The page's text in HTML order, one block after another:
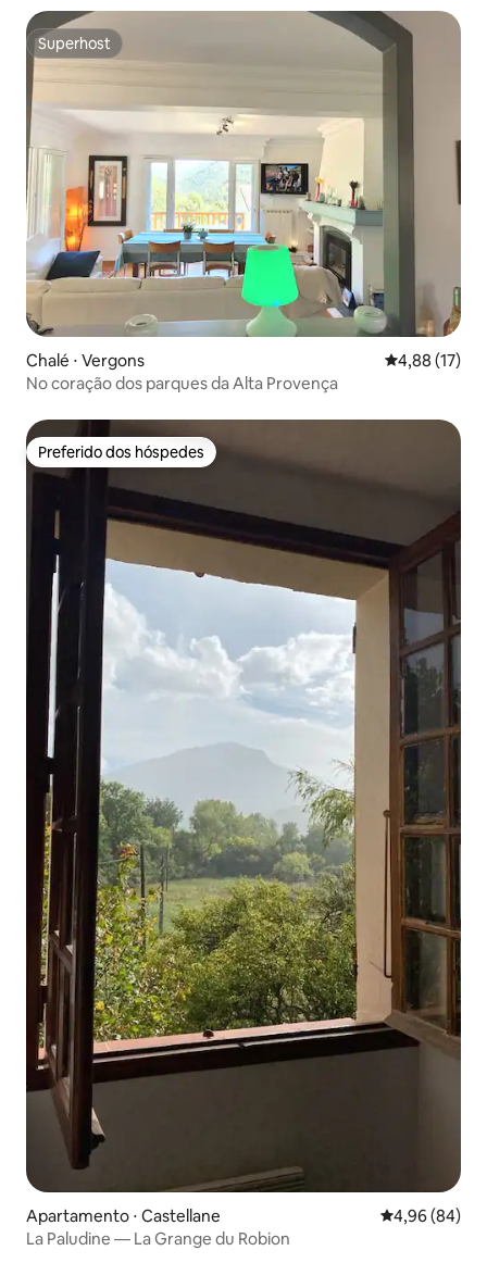
Superhost
Superhost
Chalé ⋅ Vergons 4,88 de uma
4,88 (17)
No coração dos parques da Alta Provença
Preferido dos hóspedes
Preferido dos hóspedes
Apartamento ⋅ Castellane 4,96 de uma
4,96 (84)
La Paludine — La Grange du Robion